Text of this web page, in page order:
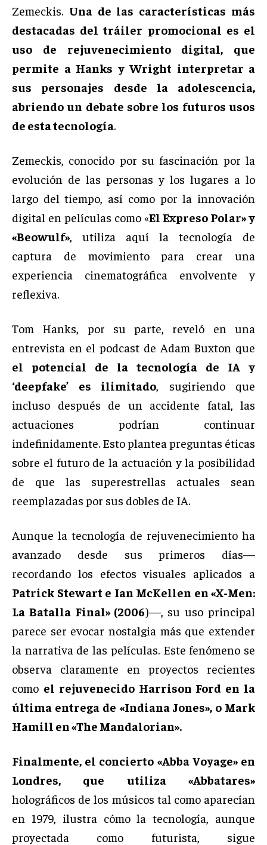
Zemeckis. Una de las características más
destacadas del tráiler promocional es el
uso de rejuvenecimiento digital, que
permite a Hanks y Wright interpretar a
sus personajes desde la adolescencia,
abriendo un debate sobre los futuros usos
de esta tecnología.
Zemeckis, conocido por su fascinación por la
evolución de las personas y los lugares a lo
largo del tiempo, así como por la innovación
digital en películas como «El Expreso Polar» y
«Beowulf», utiliza aquí la tecnología de
captura de movimiento para crear una
experiencia cinematográfica envolvente y
reflexiva.
Tom Hanks, por su parte, reveló en una
entrevista en el podcast de Adam Buxton que
el potencial de la tecnología de IA y
‘deepfake’ es ilimitado, sugiriendo que
incluso después de un accidente fatal, las
actuaciones podrían continuar
indefinidamente. Esto plantea preguntas éticas
sobre el futuro de la actuación y la posibilidad
de que las superestrellas actuales sean
reemplazadas por sus dobles de IA.
Aunque la tecnología de rejuvenecimiento ha
avanzado desde sus primeros días—
recordando los efectos visuales aplicados a
Patrick Stewart e Ian McKellen en «X-Men:
La Batalla Final» (2006)—, su uso principal
parece ser evocar nostalgia más que extender
la narrativa de las películas. Este fenómeno se
observa claramente en proyectos recientes
como el rejuvenecido Harrison Ford en la
última entrega de «Indiana Jones», o Mark
Hamill en «The Mandalorian».
Finalmente, el concierto «Abba Voyage» en
Londres, que utiliza «Abbatares»
holográficos de los músicos tal como aparecían
en 1979, ilustra cómo la tecnología, aunque
proyectada como futurista, sigue